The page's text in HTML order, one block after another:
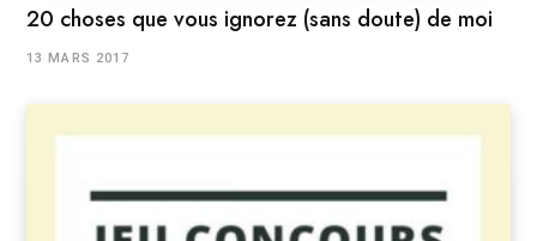
20 choses que vous ignorez (sans doute) de moi
13 MARS 2017